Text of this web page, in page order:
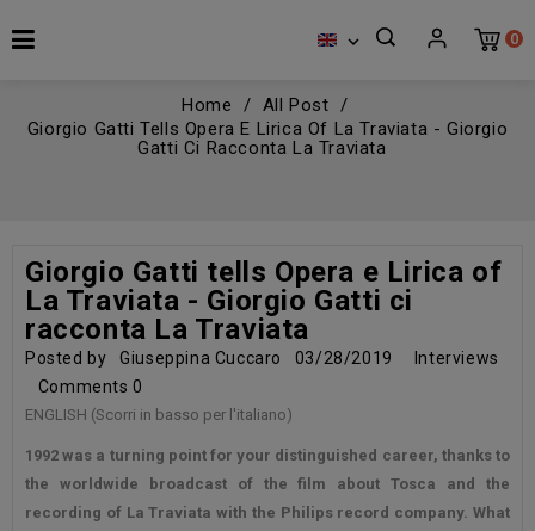
0

Home
All Post
Giorgio Gatti Tells Opera E Lirica Of La Traviata - Giorgio
Gatti Ci Racconta La Traviata
Giorgio Gatti tells Opera e Lirica of
La Traviata - Giorgio Gatti ci
racconta La Traviata
Posted by Giuseppina Cuccaro 03/28/2019
Interviews
Comments0
ENGLISH (Scorri in basso per l'italiano)
1992 was a turning point for your distinguished career, thanks to
the worldwide broadcast of the film about Tosca and the
recording of La Traviata with the Philips record company. What